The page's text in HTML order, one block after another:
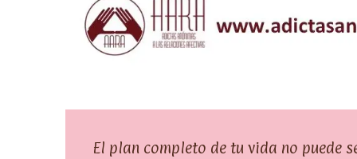
El plan completo de tu vida no puede